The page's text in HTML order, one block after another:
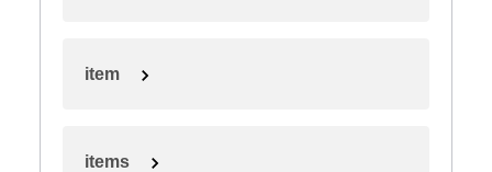
item
items